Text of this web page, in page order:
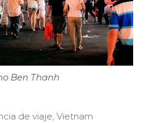
Ben Thanh
de viaje Vietnam